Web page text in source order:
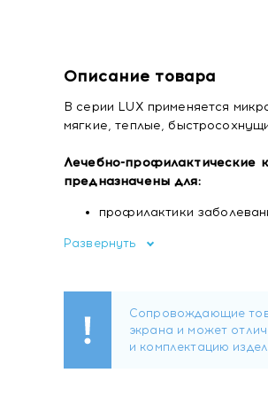
Описание товара
В серии LUX применяется
мягкие, теплые,
Лечебно-профилактические
предназначены для:
профилактики
избыточный вес,
судороги в области
Противопоказания:
Развернуть